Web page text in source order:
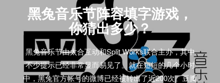
黑兔音乐节阵容填字游戏，
你猜出多少？
黑兔音乐节由太合互动和Split Works联合主办，其中
不少提示已经非常显而易见了。就在短短的几个小时
中，黑兔官方帐号的微博已经被转出了近200次。豆瓣